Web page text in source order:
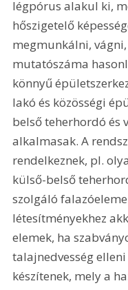
légpórus alakul ki,
hőszigetelő
megmunkálni,
mutatószáma
könnyű
lakó és közösségi
belső teherhordó és
alkalmasak. A
rendelkeznek, pl.
külső-belső
szolgáló
létesítményekhez
elemek, ha
talajnedvesség
készítenek, mely a